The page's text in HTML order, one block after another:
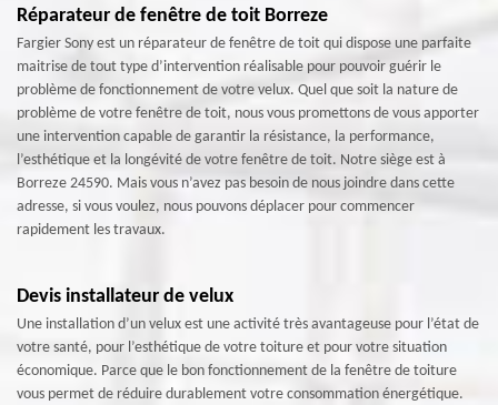
Réparateur de fenêtre de toit Borreze
Fargier Sony est un réparateur de fenêtre de toit qui dispose une parfaite
maitrise de tout type d’intervention réalisable pour pouvoir guérir le
problème de fonctionnement de votre velux. Quel que soit la nature de
problème de votre fenêtre de toit, nous vous promettons de vous apporter
une intervention capable de garantir la résistance, la performance,
l’esthétique et la longévité de votre fenêtre de toit. Notre siège est à
Borreze 24590. Mais vous n’avez pas besoin de nous joindre dans cette
adresse, si vous voulez, nous pouvons déplacer pour commencer
rapidement les travaux.
Devis installateur de velux
Une installation d’un velux est une activité très avantageuse pour l’état de
votre santé, pour l’esthétique de votre toiture et pour votre situation
économique. Parce que le bon fonctionnement de la fenêtre de toiture
vous permet de réduire durablement votre consommation énergétique.